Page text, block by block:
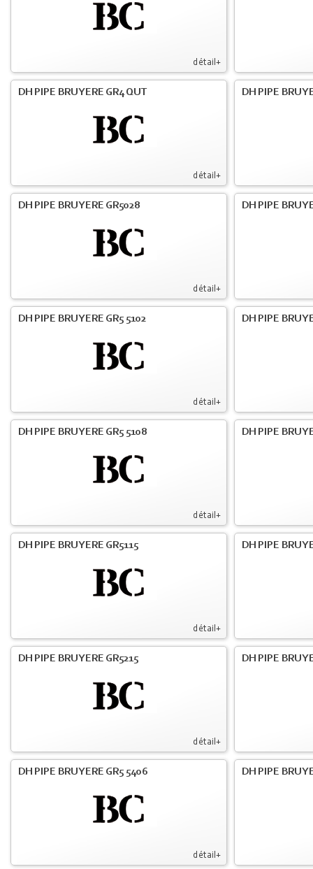
détail+
détail+
DH PIPE BRUYERE GR4 QUT DH PIPE
détail+
DH PIPE BRUYERE GR5028 DH PIPE
détail+
DH PIPE BRUYERE GR5 5102 DH PIPE
détail+
DH PIPE BRUYERE GR5 5108 DH PIPE
détail+
DH PIPE BRUYERE GR5115 DH PIPE
détail+
DH PIPE BRUYERE GR5215 DH PIPE
détail+
DH PIPE BRUYERE GR5 5406 DH PIPE